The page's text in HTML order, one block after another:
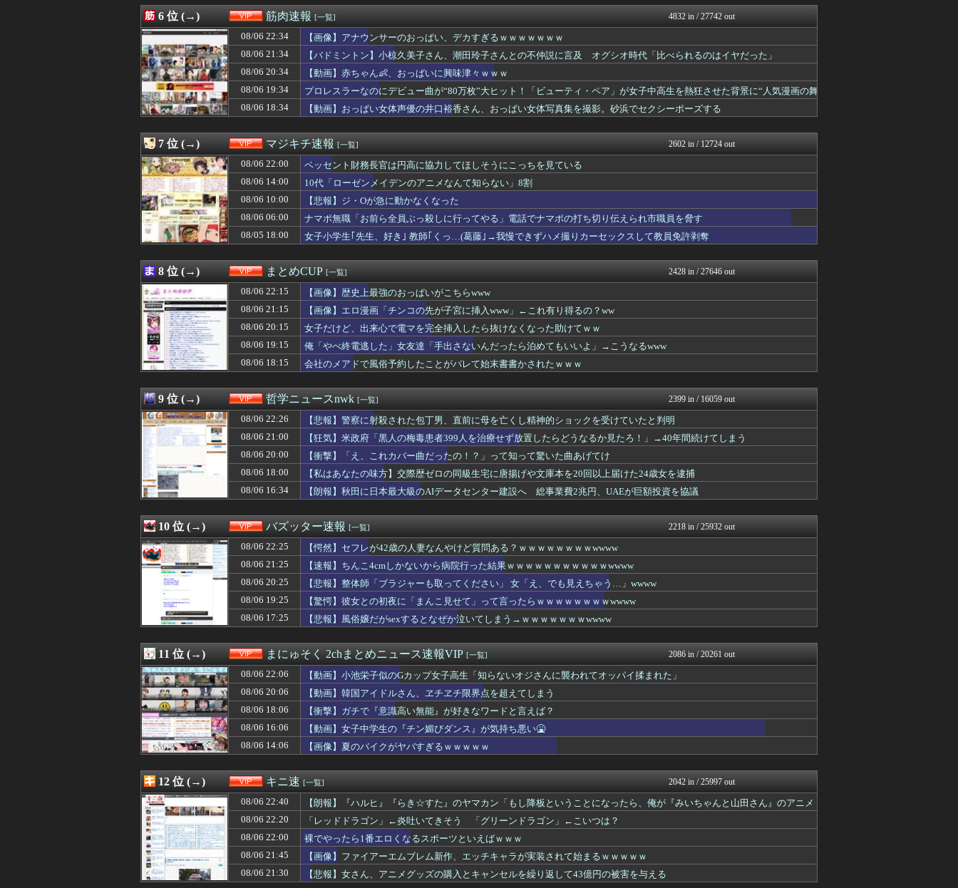
08/06 21:40
【画像】爆乳JK「彼氏と海に来たよ笑❤」ﾊﾟｼｬｯ
08/06 21:39
【衝撃画像】相川七瀬（51）さん、変わり果てた姿で発見される⇒
うしみつ-5chまとめ-
08/06 21:35
彡(●)(●)「やっと服役終わったで...!性的暴行で通報しやがったあの女殺...
08/06 21:35
トランプ肝入りの「戦艦トランプ」、一隻作るのに4兆円かかる模様ｗｗｗ
スコールちゃんねる｜２ちゃ...
08/06 21:34
【バドミントン】小椋久美子さん、潮田玲子さんとの不仲説に言及 オグシオ時代「比...
筋肉速報
08/06 21:30
【悲報】女さん、アニメグッズの購入とキャンセルを繰り返して43億円の被害を与え...
08/06 21:30
シカホワ村上宗隆、通訳なしで普通に会話。コーチ「今10段階で6ぐらい。来た時は...
【2ch】ニュー速クオリテ...
08/06 21:27
【画像】大谷翔平、重機メーカーのアンバサダーに就任ｗｗｗ
ぶる速-VIP
08/06 21:25
【速報】ちんこ4cmしかないから病院行った結果ｗｗｗｗｗｗｗｗｗｗｗwwww
バズッター速報
08/06 21:21
【画像あり】なんG、母ものエロ漫画大好き部！！！！！！
妹はVIPPER
08/06 21:21
致死率の高いウイルスは強すぎて蔓延しないから人類は滅亡しないとかいうけどさ
08/06 21:15
仙台育英のマネージャー・星よつはさんがかわいいと話題に ウィンク動画や画像など...
08/06 21:15
周囲の人「おい見ろよ…」「一人で来てんのかな…？ｗ」「腹でけーｗ」一人焼肉ワイ...
キニ速
08/06 21:15
【画像】エロ漫画「チンコの先が子宮に挿入www」←これ有り得るの？ww
まとめCUP
08/06 21:10
【画像】30代半ばの女の子の下着姿、ドスケベすぎるｗｗｗｗｗｗｗｗｗｗｗｗ❤
08/06 21:09
【社会】無期刑の仮釈放、2025年は「4人」もいたと判明
コノユビニュース｜みんなの...
08/06 21:09
【画像】子供7人が全員『女』の大家族YouTuberwwwwww
ぶる速-VIP
08/06 21:09
「すげえ…こんな事でもマウント合戦て起こるのか」って思ったことｗｗｗｗｗ
うしみつ-5chまとめ-
08/06 21:03
【たし蟹ぃ】仲悪い同僚とセックスするΔV無いよな
Zチャンネル＠VIP
08/06 21:03
【画像】セトカンのティファwwwwww
08/06 21:00
【狂気】米政府「黒人の梅毒患者399人を治療せず放置したらどうなるか見たろ！」...
08/06 21:00
【速報】NHK職員が番組出演タレントから性被害wwwwwwwwwwwwwwww...
08/06 21:00
【画像】松本人志さん、大勢の若いファンに囲まれてご満悦・・・
【2ch】ニュー速クオリテ...
08/06 21:00
【動画】仙台育英の野球部女子マネ、あざといウィンクでお前らの心を鷲掴みｗｗｗｗ...
08/06 20:50
居酒屋で4名です！ってする時、アヘ顔ダブルピースしてるみたいになるの恥ずかしい...
VIPPER速報
08/06 20:40
【画像】阿佐ヶ谷姉妹、パンチラしてしまうｗｗｗｗｗｗｗｗｗｗｗｗｗｗｗｗｗ
なんJミュージアム
08/06 20:40
【閲覧注意・動画】大阪で警察に射殺された男の動画、エグい 撃たれてから叫びなが...
キニ速
08/06 20:35
研究者「株式投資にハマる若者はギャンブルにハマる若者と同じ傾向がある」
スコールちゃんねる｜２ちゃ...
08/06 20:35
【衝撃】震災で母親に「置いていかないで」と言われて置いていった娘！⇒ (※画像...
不思議.net - 5ch...
08/06 20:34
【動画】赤ちゃん👶、おっぱいに興味津々ｗｗｗ
筋肉速報
08/06 20:33
セカンドサマーウイカ、AVになってしまう…「このAV最高やで！」
いたしん！
08/06 20:33
あたし将、同僚男に電マで毎日クリ○リスをいじられてイカされまくった結果ｗｗｗｗ...
えっ!?またここのサイト?
【速報】れいわ新選組が「いのちの党」に改名ｗｗｗｗｗｗｗｗｗｗｗ
08/06 20:30
ニコニコ出身者が豪華すぎると話題に なんでyoutubeに負けたのか・・・
【2ch】ニュー速クオリテ...
08/06 20:27
【悲報】ヒカキンさん「VIVANT（ヴィヴァント）」
ぶる速-VIP
08/06 20:25
【悲報】整体師「ブラジャーも取ってください」 女「え、でも見えちゃう…」www...
バズッター速報
08/06 20:20
トマトって美味しくないの…………？
りぷらい速報
08/06 20:18
【衝撃】トランプ大統領、ブチギレ「イランはとんでもない二枚舌だ！！」←これｗｗ...
NEWSぽけまとめーる
08/06 20:15
女子だけど、出来心で電マを完全挿入したら抜けなくなった助けてｗｗ
08/06 20:10
【画像】令和JK「調子に乗ってスカート短くしすぎちゃったｗ」ﾊﾟｼｬｯ
08/06 20:09
【画像】最近の筋トレ女子、こういうお尻の割れ目がくっきりのレギンスを履くように...
うしみつ-5chまとめ-
08/06 20:09
【画像】昔の将棋界、思ったよりも陽キャの雰囲気が漂うwwwwwww
ぶる速-VIP
08/06 20:06
【動画】韓国アイドルさん、ヱチヱチ限界点を超えてしまう
08/06 20:05
【動画】中国女さん、日本の警察官をケルナグールｗｗｗｗｗｗｗｗｗｗｗｗｗｗｗｗ...
VIPPER速報
08/06 20:05
【画像】パン線透けまくってるOLさんの尻たまらんｗｗｗｗｗｗｗｗｗｗ
不思議.net - 5ch...
08/06 20:03
【画像】ベトナムの天気予報士、エッチすぎて炎上ｗｗｗｗ
いたしん！
08/06 20:01
【速報】ワイ、嫁とのセッ■スが終了したけど質問ある？
BIPブログ
08/06 20:00
【悲報】Googleのエンジニア「AIで仕事がつまらなくなった」
【2ch】ニュー速クオリテ...
08/06 20:00
【衝撃】「え、これカバー曲だったの！？」って知って驚いた曲あげてけ
08/06 20:00
【画像】アメリカ産JC、普通に可愛い
あらまめ2ch
08/06 20:00
原題より邦題の方がセンスがいい映画、ガチで『最強のふたり』しかない
08/06 19:52
専門家「日本車はダサい、見てて恥ずかしい」
08/06 19:50
【動画】大阪府警のおっさん射殺映像が公開される。当然のように無抵抗だったことが...
08/06 19:50
車で要らない装備、「電動シート」に決まる・・・ｗ
思考ちゃんねる
08/06 19:40
「認知症」になりたくないなら「お酒」をやめて 一番認知症に良くないのは「お酒」...
スコールちゃんねる｜２ちゃ...
08/06 19:39
【画像】女さん「チー牛にナンパされた、最悪！！！！！！」⇒ｗｗｗ
うしみつ-5chまとめ-
08/06 19:35
マンション管理会社「水道出しっぱなしになっていませんか？」俺「猫が飲むように...
不思議.net - 5ch...
08/06 19:34
プロレスラーなのにデビュー曲が“80万枚”大ヒット！「ビューティ・ペア」が女子...
08/06 19:33
【画像】美人犯罪ランキング1位の女がヤバいwwwwwwwww
いたしん！
08/06 19:33
【ｼｺ画像】女さん「育乳の成果がすごい………」ﾊﾟｼｬ→お乳エ○チ過ぎワロタｗ...
えっ!?またここのサイト?
08/06 19:31
【悲報】30代の男、ほぼもれなく彼岸島のこのエロシーンで抜いてる件
08/06 19:30
【画像】大学生の頃に出会った小学生と大人になってから再会し結婚した男、めちゃく...
【2ch】ニュー速クオリテ...
08/06 19:27
【画像あり】アメリカ産JC、普通に可愛い
妹はVIPPER
6 位 (→) 筋肉速報 [一覧] 4832 in / 27742 out
08/06 22:34
【画像】アナウンサーのおっぱい、デカすぎるｗｗｗｗｗｗｗ
08/06 21:34
【バドミントン】小椋久美子さん、潮田玲子さんとの不仲説に言及 オグシオ時代「比べられるのはイヤだった」
08/06 20:34
【動画】赤ちゃん👶、おっぱいに興味津々ｗｗｗ
08/06 19:34
プロレスラーなのにデビュー曲が“80万枚”大ヒット！「ビューティ・ペア」が女子中高生を熱狂させた背景に“人気漫画の舞
台化”があった
08/06 18:34 【動画】おっぱい女体声優の井口裕香さん、おっぱい女体写真集を撮影。砂浜でセクシーポーズする
7 位 (→) マジキチ速報 [一覧] 2602 in / 12724 out
08/06 22:00
ベッセント財務長官は円高に協力してほしそうにこっちを見ている
08/06 14:00
10代「ローゼンメイデンのアニメなんて知らない」8割
08/06 10:00
【悲報】ジ・Oが急に動かなくなった
08/06 06:00
ナマポ無職「お前ら全員ぶっ殺しに行ってやる」電話でナマポの打ち切り伝えられ市職員を脅す
08/05 18:00
女子小学生｢先生、好き｣ 教師｢くっ…(葛藤｣→我慢できずハメ撮りカーセックスして教員免許剥奪
8 位 (→) まとめCUP [一覧] 2428 in / 27646 out
08/06 22:15
【画像】歴史上最強のおっぱいがこちらwww
08/06 21:15
【画像】エロ漫画「チンコの先が子宮に挿入www」←これ有り得るの？ww
08/06 20:15
女子だけど、出来心で電マを完全挿入したら抜けなくなった助けてｗｗ
08/06 19:15
俺「やべ終電逃した」女友達「手出さないんだったら泊めてもいいよ」→こうなるwww
08/06 18:15
会社のメアドで風俗予約したことがバレて始末書書かされたｗｗｗ
9 位 (→) 哲学ニュースnwk [一覧] 2399 in / 16059 out
08/06 22:26
【悲報】警察に射殺された包丁男、直前に母を亡くし精神的ショックを受けていたと判明
08/06 21:00
【狂気】米政府「黒人の梅毒患者399人を治療せず放置したらどうなるか見たろ！」→40年間続けてしまう
08/06 20:00
【衝撃】「え、これカバー曲だったの！？」って知って驚いた曲あげてけ
08/06 18:00
【私はあなたの味方】交際歴ゼロの同級生宅に唐揚げや文庫本を20回以上届けた24歳女を逮捕
08/06 16:34
【朗報】秋田に日本最大級のAIデータセンター建設へ 総事業費2兆円、UAEが巨額投資を協議
10 位 (→) バズッター速報 [一覧] 2218 in / 25932 out
08/06 22:25
【愕然】セフレが42歳の人妻なんやけど質問ある？ｗｗｗｗｗｗｗｗwwww
08/06 21:25
【速報】ちんこ4cmしかないから病院行った結果ｗｗｗｗｗｗｗｗｗｗｗwwww
08/06 20:25
【悲報】整体師「ブラジャーも取ってください」 女「え、でも見えちゃう…」wwww
08/06 19:25
【驚愕】彼女との初夜に「まんこ見せて」って言ったらｗｗｗｗｗｗｗｗwwww
08/06 17:25
【悲報】風俗嬢だがsexするとなぜか泣いてしまう→ｗｗｗｗｗｗｗwwww
11 位 (→) まにゅそく 2chまとめニュース速報VIP [一覧] 2086 in / 20261 out
08/06 22:06
【動画】小池栄子似のGカップ女子高生「知らないオジさんに襲われてオッパイ揉まれた」
08/06 20:06
【動画】韓国アイドルさん、ヱチヱチ限界点を超えてしまう
08/06 18:06
【衝撃】ガチで『意識高い無能』が好きなワードと言えば？
08/06 16:06
【動画】女子中学生の『チン媚びダンス』が気持ち悪い🤮
08/06 14:06
【画像】夏のバイクがヤバすぎるｗｗｗｗｗ
12 位 (→) キニ速 [一覧] 2042 in / 25997 out
08/06 22:40
【朗報】『ハルヒ』『らき☆すた』のヤマカン「もし降板ということになったら、俺が『みいちゃんと山田さん』のアニメ
監督やります」
08/06 22:20
「レッドドラゴン」←炎吐いてきそう 「グリーンドラゴン」←こいつは？
08/06 22:00
裸でやったら1番エロくなるスポーツといえばｗｗｗ
08/06 21:45
【画像】ファイアーエムブレム新作、エッチキャラが実装されて始まるｗｗｗｗｗ
08/06 21:30
【悲報】女さん、アニメグッズの購入とキャンセルを繰り返して43億円の被害を与える